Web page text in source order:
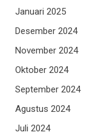
Januari 2025
Desember 2024
November 2024
Oktober 2024
September 2024
Agustus 2024
Juli 2024